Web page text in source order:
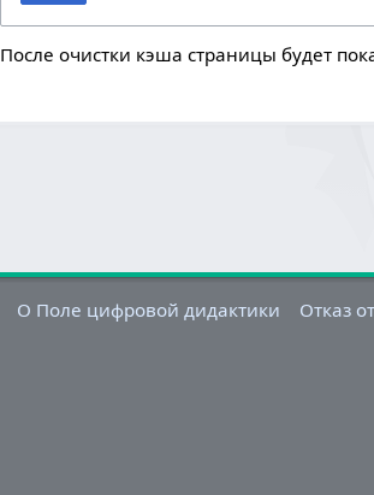
После очистки кэша страницы будет
О Поле цифровой дидактики Отказ